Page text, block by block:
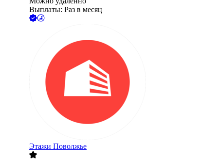
Выплаты: Раз в месяц
Этажи Поволжье